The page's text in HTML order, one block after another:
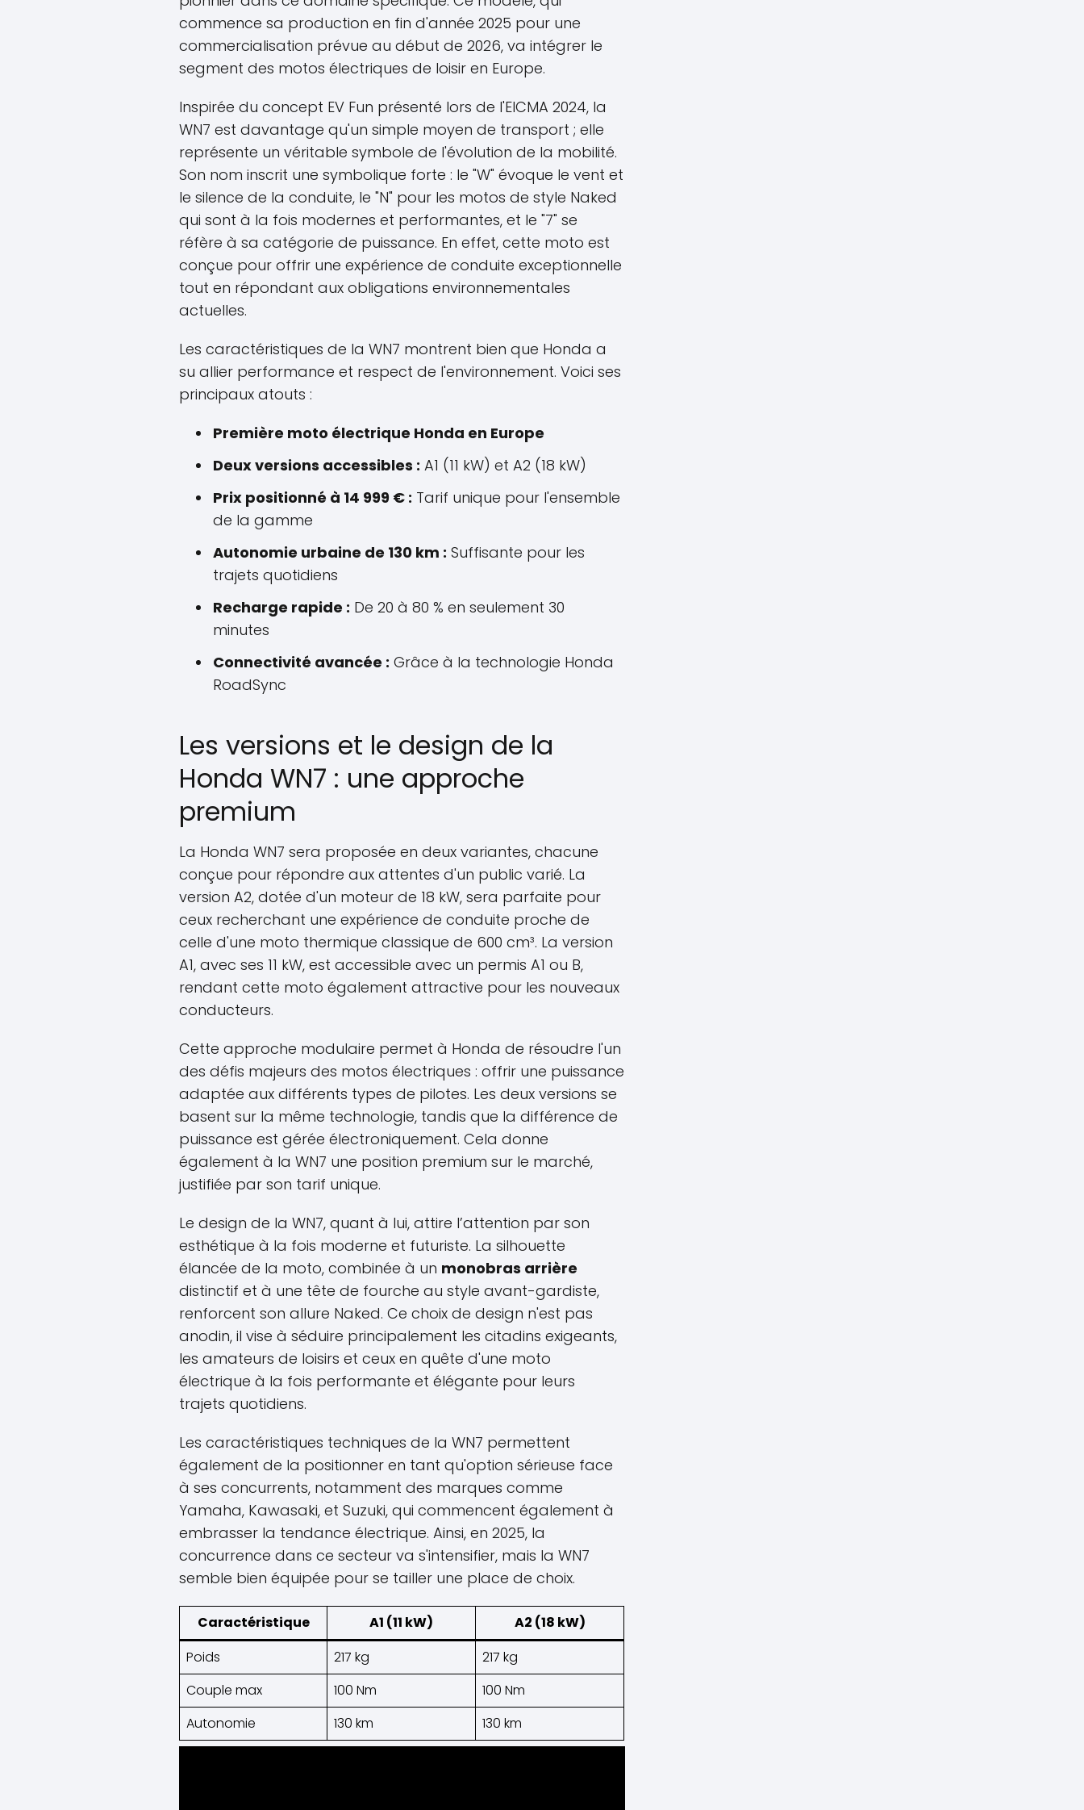
commence sa production en fin d'année 2025 pour une
commercialisation prévue au début de 2026, va intégrer le
segment des motos électriques de loisir en Europe.
Inspirée du concept EV Fun présenté lors de l'EICMA 2024, la
WN7 est davantage qu'un simple moyen de transport ; elle
représente un véritable symbole de l'évolution de la mobilité.
Son nom inscrit une symbolique forte : le "W" évoque le vent et
le silence de la conduite, le "N" pour les motos de style Naked
qui sont à la fois modernes et performantes, et le "7" se
réfère à sa catégorie de puissance. En effet, cette moto est
conçue pour offrir une expérience de conduite exceptionnelle
tout en répondant aux obligations environnementales
actuelles.
Les caractéristiques de la WN7 montrent bien que Honda a
su allier performance et respect de l'environnement. Voici ses
principaux atouts :
Première moto électrique Honda en Europe
Deux versions accessibles : A1 (11 kW) et A2 (18 kW)
Prix positionné à 14 999 € : Tarif unique pour l'ensemble
de la gamme
Autonomie urbaine de 130 km : Suffisante pour les
trajets quotidiens
Recharge rapide : De 20 à 80 % en seulement 30
minutes
Connectivité avancée : Grâce à la technologie Honda
RoadSync
Les versions et le design de la
Honda WN7 : une approche
premium
La Honda WN7 sera proposée en deux variantes, chacune
conçue pour répondre aux attentes d'un public varié. La
version A2, dotée d'un moteur de 18 kW, sera parfaite pour
ceux recherchant une expérience de conduite proche de
celle d'une moto thermique classique de 600 cm³. La version
A1, avec ses 11 kW, est accessible avec un permis A1 ou B,
rendant cette moto également attractive pour les nouveaux
conducteurs.
Cette approche modulaire permet à Honda de résoudre l'un
des défis majeurs des motos électriques : offrir une puissance
adaptée aux différents types de pilotes. Les deux versions se
basent sur la même technologie, tandis que la différence de
puissance est gérée électroniquement. Cela donne
également à la WN7 une position premium sur le marché,
justifiée par son tarif unique.
Le design de la WN7, quant à lui, attire l’attention par son
esthétique à la fois moderne et futuriste. La silhouette
élancée de la moto, combinée à un monobras arrière
distinctif et à une tête de fourche au style avant-gardiste,
renforcent son allure Naked. Ce choix de design n'est pas
anodin, il vise à séduire principalement les citadins exigeants,
les amateurs de loisirs et ceux en quête d'une moto
électrique à la fois performante et élégante pour leurs
trajets quotidiens.
Les caractéristiques techniques de la WN7 permettent
également de la positionner en tant qu'option sérieuse face
à ses concurrents, notamment des marques comme
Yamaha, Kawasaki, et Suzuki, qui commencent également à
embrasser la tendance électrique. Ainsi, en 2025, la
concurrence dans ce secteur va s'intensifier, mais la WN7
semble bien équipée pour se tailler une place de choix.
Caractéristique A1 (11 kW)
A2 (18 kW)
Poids
217 kg
217 kg
Couple max
100 Nm
100 Nm
Autonomie
130 km 130 km